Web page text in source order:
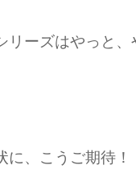
リーズはやっと
に、こうご期待！